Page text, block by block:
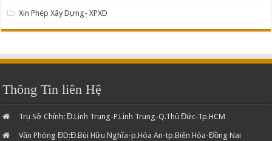
Xin Phép Xây Dựng- XPXD
Thông Tin liên Hệ
Trụ Sở Chính: Đ.Linh Trung-P.Linh Trung-Q.Thủ Đức-Tp.HCM
Văn Phòng ĐD:Đ.Bùi Hữu Nghĩa-p.Hóa An-tp.Biên Hòa-Đồng Nai